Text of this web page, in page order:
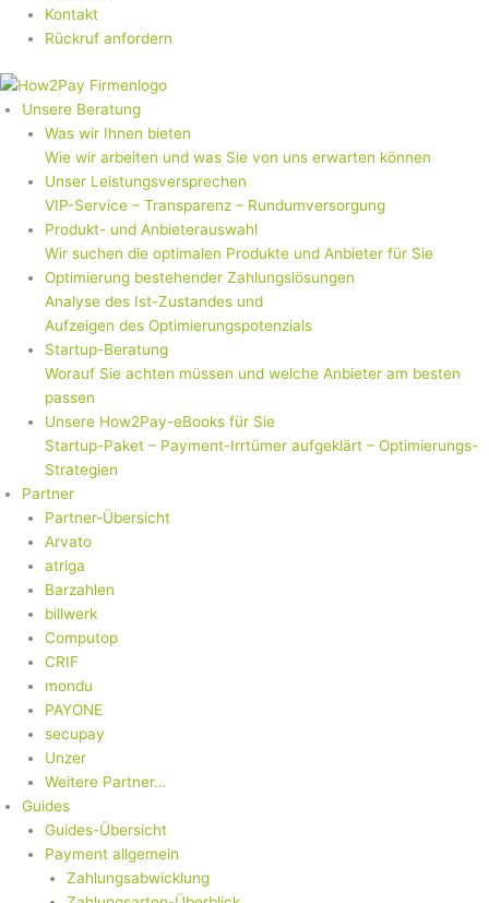
Kontakt
Rückruf anfordern
Unsere Beratung
Was wir Ihnen bieten
Wie wir arbeiten und was Sie von uns erwarten können
Unser Leistungsversprechen
VIP-Service – Transparenz – Rundumversorgung
Produkt- und Anbieterauswahl
Wir suchen die optimalen Produkte und Anbieter für Sie
Optimierung bestehender Zahlungslösungen
Analyse des Ist-Zustandes und
Aufzeigen des Optimierungspotenzials
Startup-Beratung
Worauf Sie achten müssen und welche Anbieter am besten
passen
Unsere How2Pay-eBooks für Sie
Startup-Paket – Payment-Irrtümer aufgeklärt – Optimierungs-
Strategien
Partner
Partner-Übersicht
Arvato
atriga
Barzahlen
billwerk
Computop
CRIF
mondu
PAYONE
secupay
Unzer
Weitere Partner…
Guides
Guides-Übersicht
Payment allgemein
Zahlungsabwicklung